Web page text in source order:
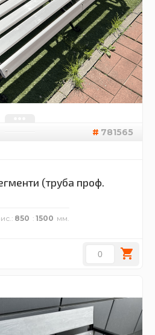
781565
(труба проф.
850 1500